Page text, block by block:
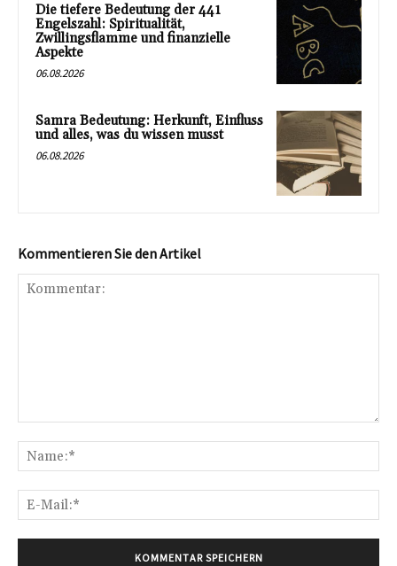
Die tiefere Bedeutung der 441
Engelszahl: Spiritualität,
Zwillingsflamme und finanzielle
Aspekte
06.08.2026
Samra Bedeutung: Herkunft, Einfluss
und alles, was du wissen musst
06.08.2026
Kommentieren Sie den Artikel